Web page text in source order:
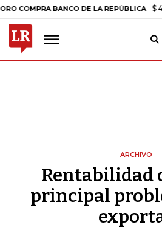
BANCO DE LA REPÚBLICA $
ARCHIVO
Rentabilidad
principal